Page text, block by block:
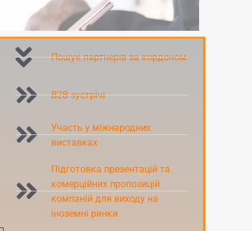
Пошук партнерів за кордоном
B2B зустрічі
Участь у міжнародних
виставках
Підготовка презентацій та
комерційних пропозицій
компаній для виходу на
іноземні ринки